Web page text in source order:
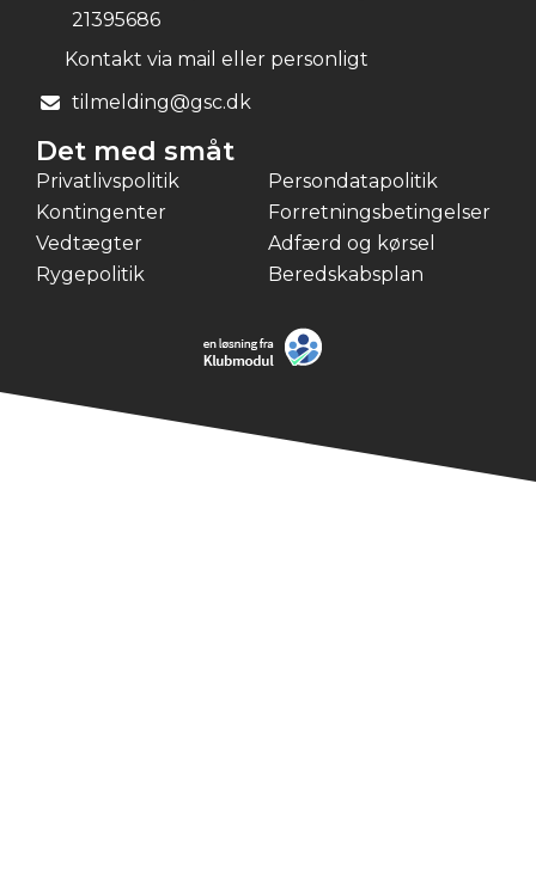
21395686
Kontakt via mail eller personligt
tilmelding@gsc.dk
Det med småt
Privatlivspolitik
Persondatapolitik
Kontingenter
Forretningsbetingelser
Vedtægter
Adfærd og kørsel
Rygepolitik
Beredskabsplan